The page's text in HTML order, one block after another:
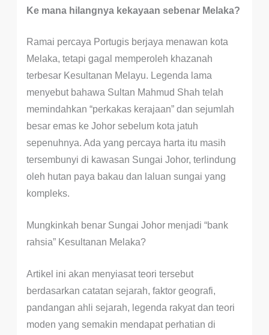
Ke mana hilangnya kekayaan sebenar Melaka?
Ramai percaya Portugis berjaya menawan kota
Melaka, tetapi gagal memperoleh khazanah
terbesar Kesultanan Melayu. Legenda lama
menyebut bahawa Sultan Mahmud Shah telah
memindahkan “perkakas kerajaan” dan sejumlah
besar emas ke Johor sebelum kota jatuh
sepenuhnya. Ada yang percaya harta itu masih
tersembunyi di kawasan Sungai Johor, terlindung
oleh hutan paya bakau dan laluan sungai yang
kompleks.
Mungkinkah benar Sungai Johor menjadi “bank
rahsia” Kesultanan Melaka?
Artikel ini akan menyiasat teori tersebut
berdasarkan catatan sejarah, faktor geografi,
pandangan ahli sejarah, legenda rakyat dan teori
moden yang semakin mendapat perhatian di